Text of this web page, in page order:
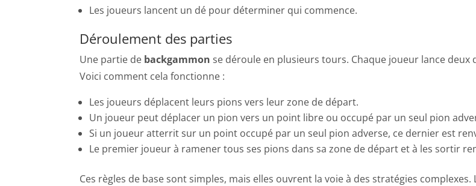
Les joueurs lancent un dé pour déterminer qui commence.
Déroulement des parties
Une partie de backgammon se déroule en plusieurs tours. Chaque joueur lance
Voici comment cela fonctionne :
Les joueurs déplacent leurs pions vers leur zone de départ.
Un joueur peut déplacer un pion vers un point libre ou occupé par un seul pion
Si un joueur atterrit sur un point occupé par un seul pion adverse, ce dernier est
Le premier joueur à ramener tous ses pions dans sa zone de départ et à les sortir
Ces règles de base sont simples, mais elles ouvrent la voie à des stratégies complexes.